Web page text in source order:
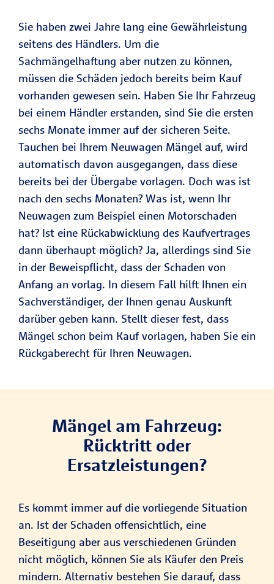
Sie haben zwei Jahre lang eine Gewährleistung
seitens des Händlers. Um die
Sachmängelhaftung aber nutzen zu können,
müssen die Schäden jedoch bereits beim Kauf
vorhanden gewesen sein. Haben Sie Ihr Fahrzeug
bei einem Händler erstanden, sind Sie die ersten
sechs Monate immer auf der sicheren Seite.
Tauchen bei Ihrem Neuwagen Mängel auf, wird
automatisch davon ausgegangen, dass diese
bereits bei der Übergabe vorlagen. Doch was ist
nach den sechs Monaten? Was ist, wenn Ihr
Neuwagen zum Beispiel einen Motorschaden
hat? Ist eine Rückabwicklung des Kaufvertrages
dann überhaupt möglich? Ja, allerdings sind Sie
in der Beweispflicht, dass der Schaden von
Anfang an vorlag. In diesem Fall hilft Ihnen ein
Sachverständiger, der Ihnen genau Auskunft
darüber geben kann. Stellt dieser fest, dass
Mängel schon beim Kauf vorlagen, haben Sie ein
Rückgaberecht für Ihren Neuwagen.
Mängel am Fahrzeug:
Rücktritt oder
Ersatzleistungen?
Es kommt immer auf die vorliegende Situation
an. Ist der Schaden offensichtlich, eine
Beseitigung aber aus verschiedenen Gründen
nicht möglich, können Sie als Käufer den Preis
mindern. Alternativ bestehen Sie darauf, dass